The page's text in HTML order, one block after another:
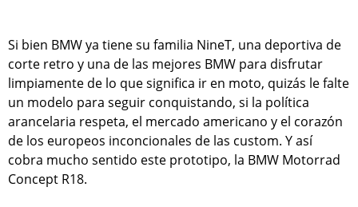
Si bien BMW ya tiene su familia NineT, una deportiva de
corte retro y una de las mejores BMW para disfrutar
limpiamente de lo que significa ir en moto, quizás le falte
un modelo para seguir conquistando, si la política
arancelaria respeta, el mercado americano y el corazón
de los europeos inconcionales de las custom. Y así
cobra mucho sentido este prototipo, la BMW Motorrad
Concept R18.